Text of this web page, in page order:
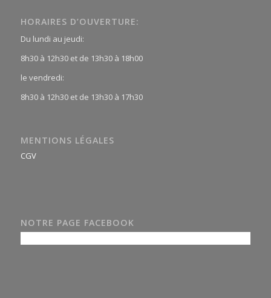
HORAIRES D’OUVERTURE:
Du lundi au jeudi:
8h30 à 12h30 et de 13h30 à 18h00
le vendredi:
8h30 à 12h30 et de 13h30 à 17h30
MENTIONS LÉGALES
CGV
NOTRE PAGE FACEBOOK